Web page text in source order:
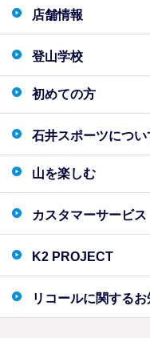
店舗情報
登山学校
初めての方
石井スポーツについ
山を楽しむ
カスタマーサービス
K2 PROJECT
リコールに関する